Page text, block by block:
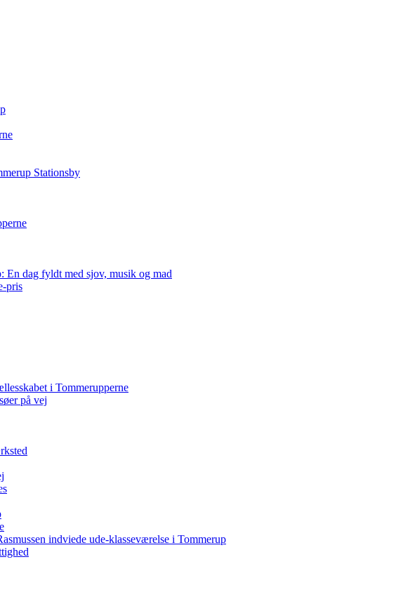
Stationsby
En dag fyldt med sjov, musik og mad
pris
i Tommerupperne
på vej
indviede ude-klasseværelse i Tommerup